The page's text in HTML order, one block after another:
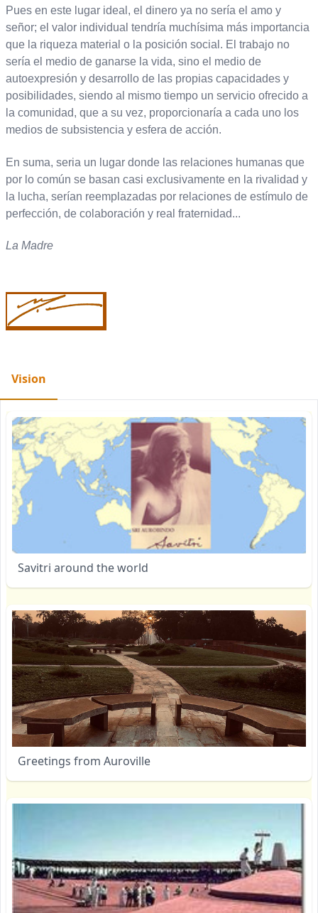
Pues en este lugar ideal, el dinero ya no sería el amo y
señor; el valor individual tendría muchísima más importancia
que la riqueza material o la posición social. El trabajo no
sería el medio de ganarse la vida, sino el medio de
autoexpresión y desarrollo de las propias capacidades y
posibilidades, siendo al mismo tiempo un servicio ofrecido a
la comunidad, que a su vez, proporcionaría a cada uno los
medios de subsistencia y esfera de acción.
En suma, seria un lugar donde las relaciones humanas que
por lo común se basan casi exclusivamente en la rivalidad y
la lucha, serían reemplazadas por relaciones de estímulo de
perfección, de colaboración y real fraternidad...
La Madre
Vision
Savitri around the world
Greetings from Auroville